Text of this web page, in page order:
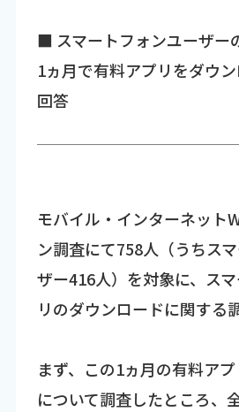
■ スマートフォンユーザー
1ヵ月で有料アプリをダウ
回答
モバイル・インターネット
ン調査にて758人（うちス
ザー416人）を対象に、ス
リのダウンロードに関する
まず、この1ヵ月の有料ア
について調査したところ、